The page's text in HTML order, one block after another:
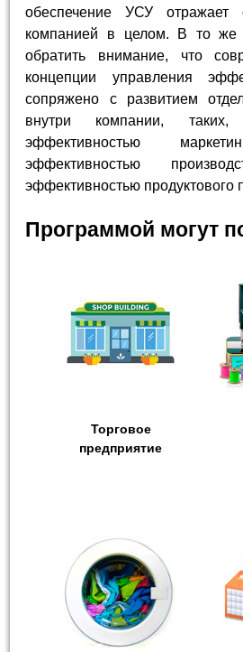
обеспечение УСУ отражает
компанией в целом. В то же
обратить внимание, что
концепции управления
сопряжено с развитием
внутри компании, таких,
эффективностью
эффективностью
эффективностью продуктового
Программой могут
Торговое
предприятие